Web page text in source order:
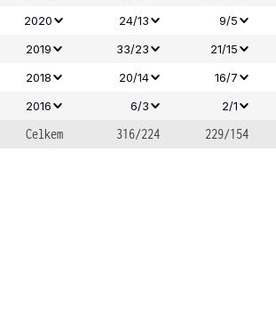
2020
24/13 9/5
2019
33/23 21/15
2018
20/14 16/7
2016
6/3 2/1
Celkem 316/224 229/154